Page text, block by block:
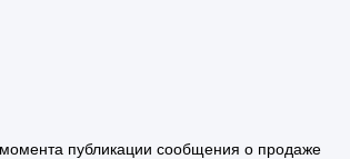
публикации сообщения о продаже